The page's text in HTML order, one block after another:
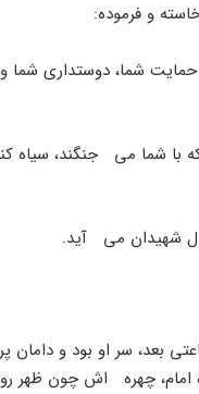
و فرموده:
حمایت شما، دوستداری
با شما می جنگند، سیاه
شهیدان می آید.
بعد، سر او بود و دامان
امام، چهره اش چون ظهر